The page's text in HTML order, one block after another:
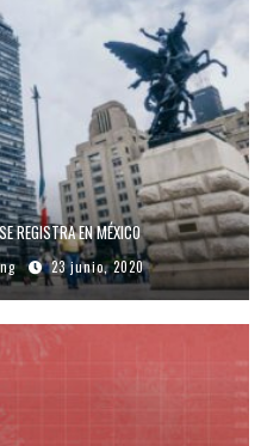
REGISTRA EN MÉXICO
23 junio, 2020